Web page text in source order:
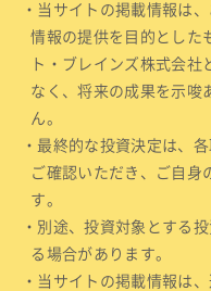
・当サイトの掲載情報は
情報の提供を目的とした
ト・ブレインズ株式会社
なく、将来の成果を示唆
ん。
・最終的な投資決定は、
ご確認いただき、ご自身
す。
・別途、投資対象とする
る場合があります。
・当サイトの掲載情報は